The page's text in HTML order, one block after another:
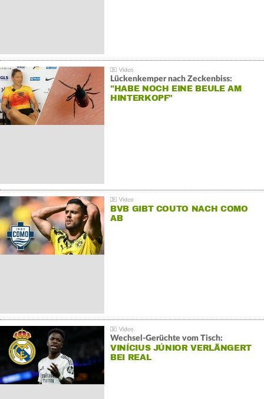
Lückenkemper nach Zeckenbiss:
"HABE NOCH EINE BEULE AM
HINTERKOPF"
BVB GIBT COUTO NACH COMO
AB
Wechsel-Gerüchte vom Tisch:
VINÍCIUS JÚNIOR VERLÄNGERT
BEI REAL